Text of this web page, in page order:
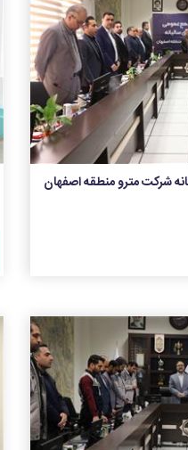
شرکت مترو منطقه اصفهان